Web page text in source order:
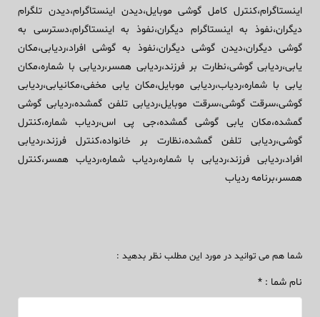
اینستاگرام،کنترل کامل گوشی موبایل،دیدن اینستاگرام،دیدن تلگرام
دیگران،نفوذ به اینستاگرام دیگران،نفوذ به اینستاگرام،دسترسی به
گوشی دیگران،دیدن گوشی دیگران،نفوذ به گوشی افراد،ردیابی،مکان
یابی،ردیابی گوشی،نطارت بر فرزند،ردیابی همسر،ردیابی با شماره،مکان
یابی با شماره،ردیاب،ردیابی موبایل،مکان یابی مخفی،مکانیابی،ردیابی
گوشی،سرقت گوشی،سرقت موبایل،ردیابی تلفن گمشده،ردیابی گوشی
گمشده،مکان یابی گوشی گمشده،جی پی اس،ردیاب شماره،کنترل
گوشی،ردیابی تلفن گمشده،نظارت بر خانواده،کنترل فرزند،ردیابی
افراد،ردیابی فرزند،ردیابی با شماره،ردیاب شماره،ردیاب همسر،کنترل
همسر،برنامه ردیاب
شما هم می توانید در مورد این مطلب نظر بدهید :
نام شما : *